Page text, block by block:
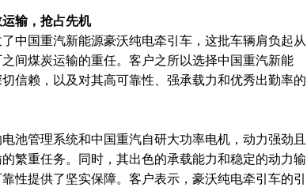
输，抢占先机
中国重汽新能源豪沃纯电牵引车，这批车辆肩负起从
间煤炭运输的重任。客户之所以选择中国重汽新能
信赖，以及对其高可靠性、强承载力和优秀出勤率的
池管理系统和中国重汽自研大功率电机，动力强劲且
繁重任务。同时，其出色的承载能力和稳定的动力输
性提供了坚实保障。客户表示，豪沃纯电牵引车的引